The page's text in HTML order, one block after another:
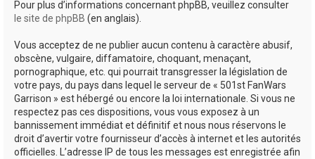
Pour plus d’informations concernant phpBB, veuillez consulter
le site de phpBB (en anglais).
Vous acceptez de ne publier aucun contenu à caractère abusif,
obscène, vulgaire, diffamatoire, choquant, menaçant,
pornographique, etc. qui pourrait transgresser la législation de
votre pays, du pays dans lequel le serveur de « 501st FanWars
Garrison » est hébergé ou encore la loi internationale. Si vous ne
respectez pas ces dispositions, vous vous exposez à un
bannissement immédiat et définitif et nous nous réservons le
droit d’avertir votre fournisseur d’accès à internet et les autorités
officielles. L’adresse IP de tous les messages est enregistrée afin